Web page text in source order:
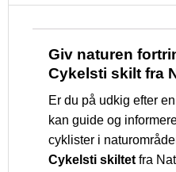
Giv naturen
Cykelsti skilt fra
Er du på udkig efter
kan guide og
cyklister i
Cykelsti skiltet fra